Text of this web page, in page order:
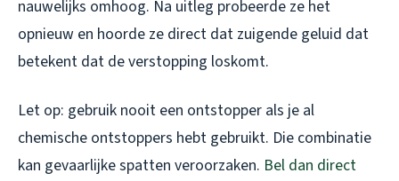
nauwelijks omhoog. Na uitleg probeerde ze het
opnieuw en hoorde ze direct dat zuigende geluid dat
betekent dat de verstopping loskomt.
Let op: gebruik nooit een ontstopper als je al
chemische ontstoppers hebt gebruikt. Die combinatie
kan gevaarlijke spatten veroorzaken. Bel dan direct